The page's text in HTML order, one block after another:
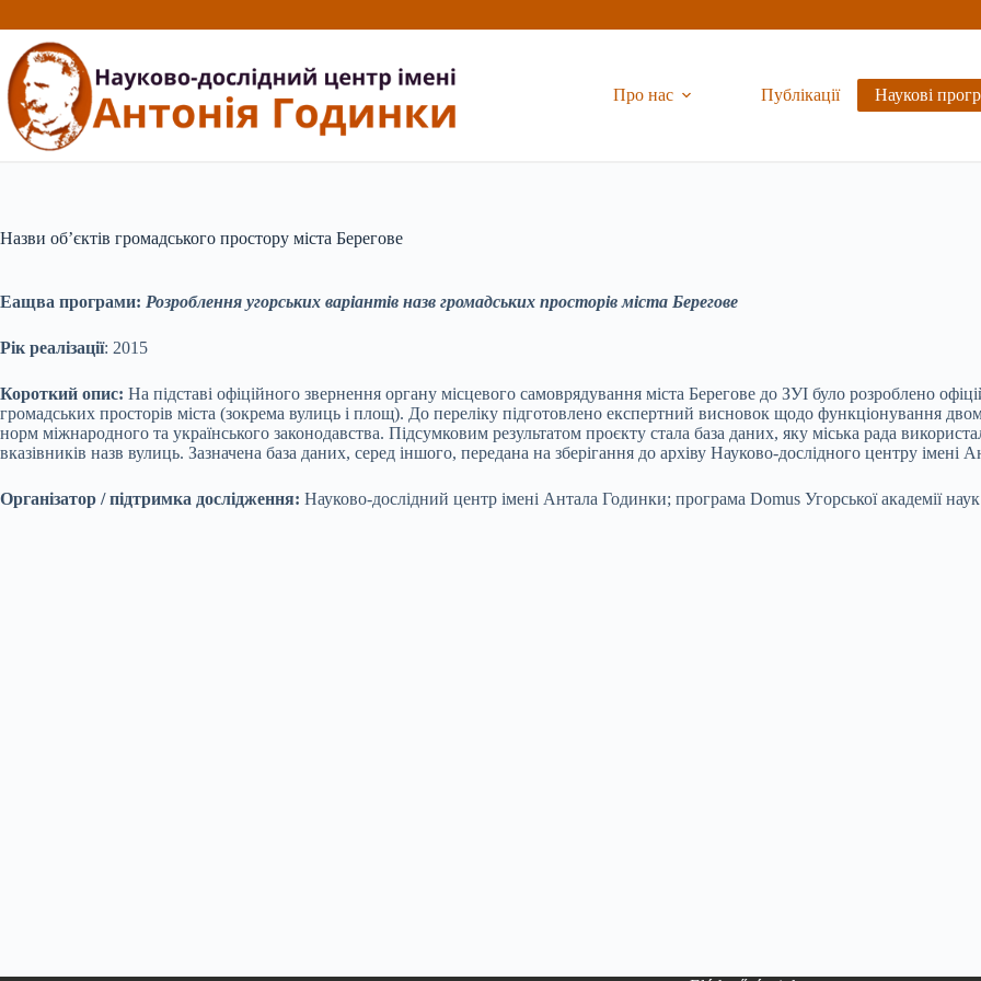
до
вмісту
Про нас Публікації Наукові
Назви об’єктів громадського простору міста Берегове
Еащва програми: Розроблення угорських варіантів назв громадських просторів міста Берегове
Рік реалізації: 2015
Короткий опис: На підставі офіційного звернення органу місцевого самоврядування міста Берегове до ЗУІ було розроблено
громадських просторів міста (зокрема вулиць і площ). До переліку підготовлено експертний висновок щодо функціонування
норм міжнародного та українського законодавства. Підсумковим результатом проєкту стала база даних, яку міська рада
вказівників назв вулиць. Зазначена база даних, серед іншого, передана на зберігання до архіву Науково-дослідного центру імені
Організатор / підтримка дослідження: Науково-дослідний центр імені Антала Годинки; програма Domus Угорської академії